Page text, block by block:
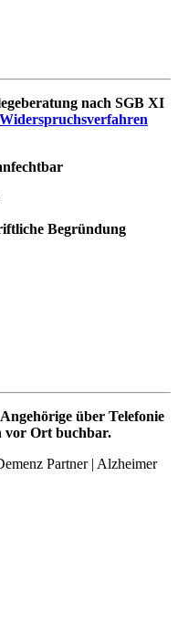
nach SGB XI
Widerspruchsverfahren
Begründung
über Telefonie
vor Ort buchbar.